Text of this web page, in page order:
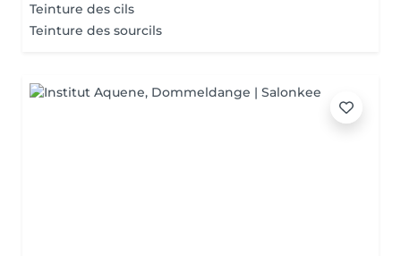
Teinture des cils
Teinture des sourcils